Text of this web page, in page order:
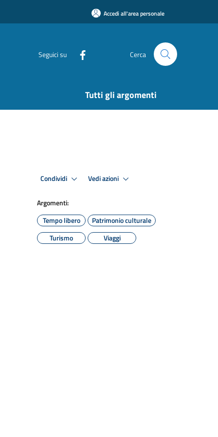
Accedi all'area personale
Seguici su Cerca
Tutti gli argomenti
Condividi Vedi azioni
Argomenti:
Tempo libero
Patrimonio culturale
Turismo
Viaggi